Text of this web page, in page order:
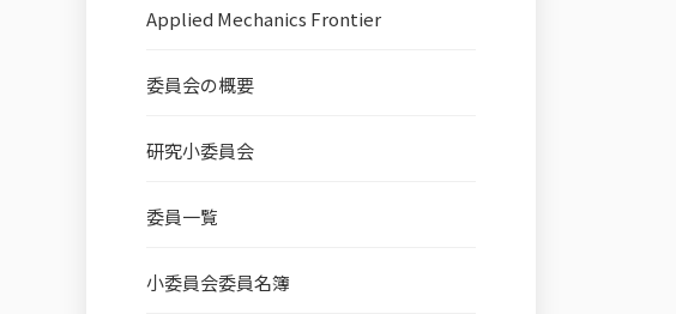
Applied Mechanics Frontier
委員会の概要
研究小委員会
委員一覧
小委員会委員名簿